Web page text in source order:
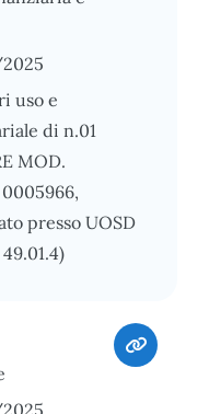
uso e
di n.01
MOD.
0005966,
presso UOSD